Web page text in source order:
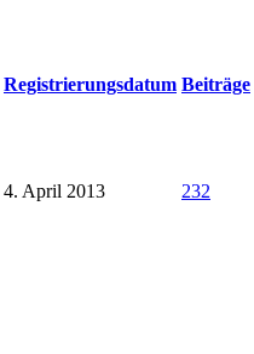
Registrierungsdatum Beiträge
4. April 2013 232